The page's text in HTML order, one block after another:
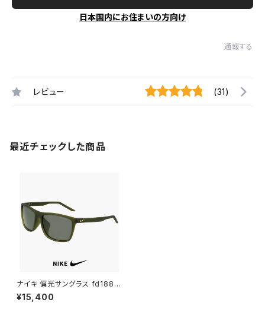
日本国内にお住まいの方向け
通報する
レビュー (31)
最近チェックした商品
ナイキ 偏光サングラス fd1885
222 FLAME LB P NIKE 偏光
レンズ サングラス メンズ レディ
¥15,400